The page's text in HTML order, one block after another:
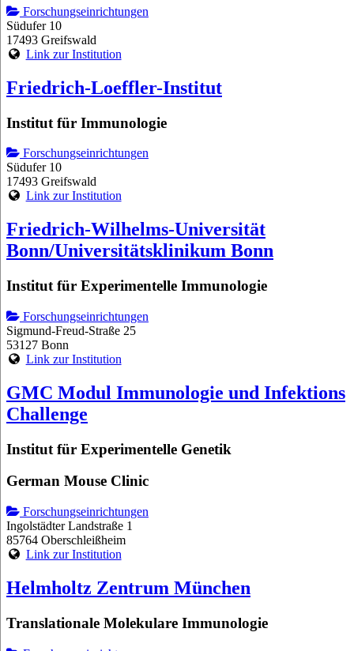
Forschungseinrichtungen
Südufer 10
17493 Greifswald
Link zur Institution
Friedrich-Loeffler-Institut
Institut für Immunologie
Forschungseinrichtungen
Südufer 10
17493 Greifswald
Link zur Institution
Friedrich-Wilhelms-Universität
Bonn/Universitätsklinikum Bonn
Institut für Experimentelle Immunologie
Forschungseinrichtungen
Sigmund-Freud-Straße 25
53127 Bonn
Link zur Institution
GMC Modul Immunologie und Infektions
Challenge
Institut für Experimentelle Genetik
German Mouse Clinic
Forschungseinrichtungen
Ingolstädter Landstraße 1
85764 Oberschleißheim
Link zur Institution
Helmholtz Zentrum München
Translationale Molekulare Immunologie